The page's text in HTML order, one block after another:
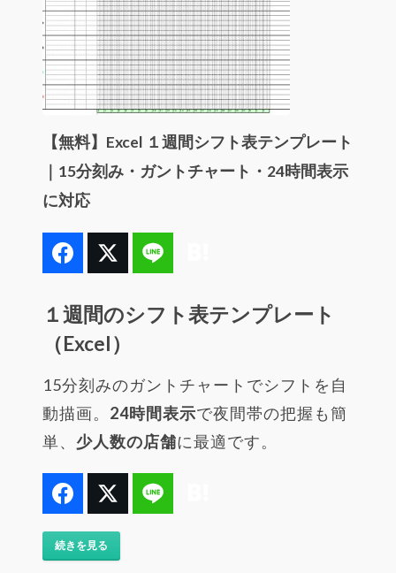
【無料】Excel １週間シフト表テンプレート
｜15分刻み・ガントチャート・24時間表示
に対応
１週間のシフト表テンプレート
（Excel）
15分刻みのガントチャートでシフトを自
動描画。 24時間表示で夜間帯の把握も簡
単、 少人数の店舗に最適です。
続きを見る